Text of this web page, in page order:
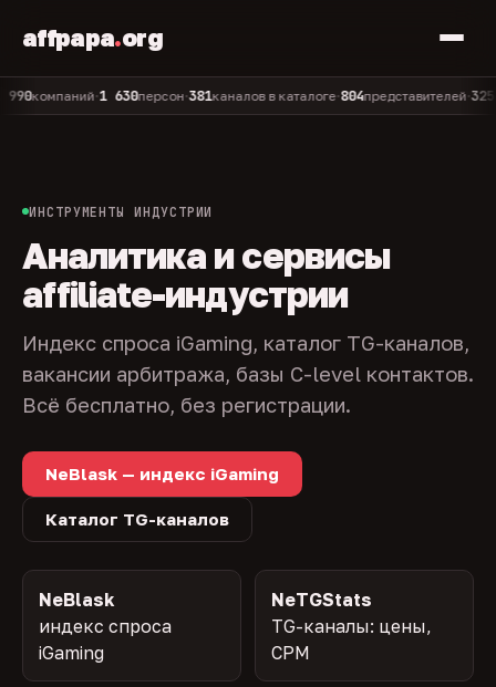
affpapa.org
•1 630персон•381каналов в каталоге•804представителей•325
ИНСТРУМЕНТЫ ИНДУСТРИИ
Аналитика и сервисы
affiliate-индустрии
Индекс спроса iGaming, каталог TG-каналов,
вакансии арбитража, базы C-level контактов.
Всё бесплатно, без регистрации.
NeBlask — индекс iGaming
Каталог TG-каналов
NeBlask
индекс спроса
iGaming
NeTGStats
TG-каналы: цены,
CPM